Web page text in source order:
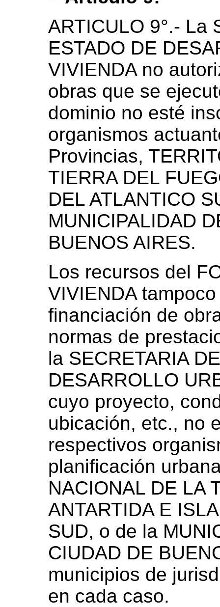
ARTICULO 9°.- La
ESTADO DE
VIVIENDA no
obras que se
dominio no esté
organismos
Provincias,
TIERRA DEL
DEL ATLANTICO
MUNICIPALIDAD
BUENOS AIRES.
Los recursos del
VIVIENDA
financiación de
normas de
la SECRETARIA
DESARROLLO
cuyo proyecto,
ubicación, etc., no
respectivos
planificación
NACIONAL DE LA
ANTARTIDA E
SUD, o de la
CIUDAD DE
municipios de
en cada caso.